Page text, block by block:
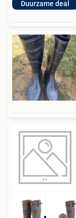
Duurzame deal